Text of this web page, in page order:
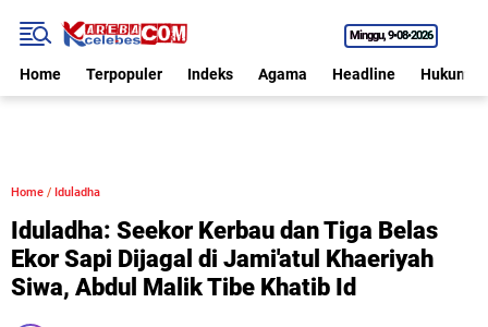
Minggu 9•08•2026
Home Terpopuler Indeks Agama Headline Hukum
Home / Iduladha
Iduladha: Seekor Kerbau dan Tiga Belas
Ekor Sapi Dijagal di Jami'atul Khaeriyah
Siwa, Abdul Malik Tibe Khatib Id